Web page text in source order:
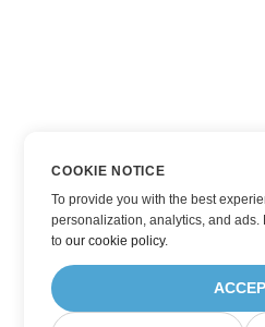
COOKIE NOTICE
To provide you with the best
personalization, analytics, and ads.
toour cookie policy.